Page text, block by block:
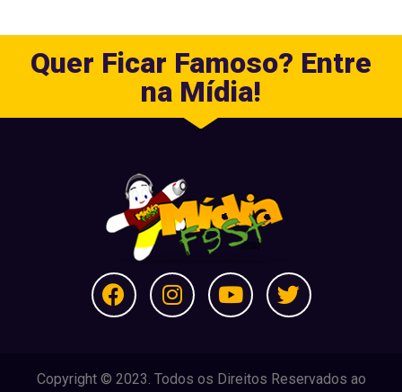
Quer Ficar Famoso? Entre
na Mídia!
Copyright © 2023. Todos os Direitos Reservados ao